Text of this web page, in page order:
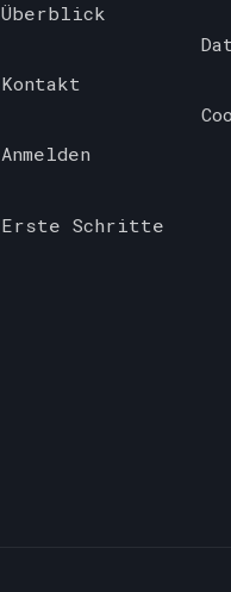
Überblick
Kontakt
Anmelden
Erste Schritte